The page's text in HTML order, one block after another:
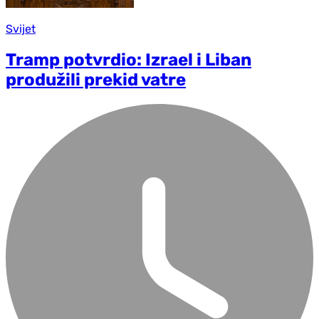
Svijet
Tramp potvrdio: Izrael i Liban
produžili prekid vatre